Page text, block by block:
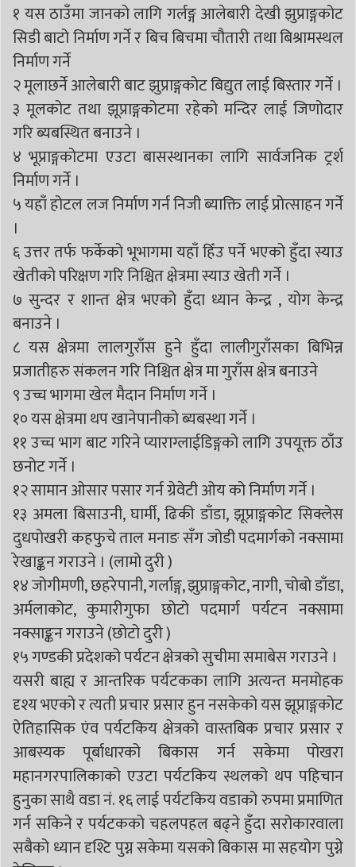
१ यस ठाउँमा जानको लागि गर्लङ्ग आलेबारी देखी झुप्राङ्गकोट
सिडी बाटो निर्माण गर्ने र बिच बिचमा चौतारी तथा बिश्रामस्थल
निर्माण गर्ने
२ मूलाछर्ने आलेबारी बाट झुप्राङ्गकोट बिद्युत लाई बिस्तार गर्ने ।
३ मूलकोट तथा झूप्राङ्गकोटमा रहेको मन्दिर लाई जिणोदार
गरि ब्यबस्थित बनाउने ।
४ भूप्राङ्गकोटमा एउटा बासस्थानका लागि सार्वजनिक ट्रर्श
निर्माण गर्ने ।
५ यहाँ होटल लज निर्माण गर्न निजी ब्याक्ति लाई प्रोत्साहन गर्ने
।
६ उत्तर तर्फ फर्केको भूभागमा यहाँ हिँउ पर्ने भएको हुँदा स्याउ
खेतीको परिक्षण गरि निश्चित क्षेत्रमा स्याउ खेती गर्ने ।
७ सुन्दर र शान्त क्षेत्र भएको हुँदा ध्यान केन्द्र , योग केन्द्र
बनाउने ।
८ यस क्षेत्रमा लालगुराँस हुने हुँदा लालीगुराँसका बिभिन्न
प्रजातीहरु संकलन गरि निश्चित क्षेत्र मा गुराँस क्षेत्र बनाउने
९ उच्च भागमा खेल मैदान निर्माण गर्ने ।
१० यस क्षेत्रमा थप खानेपानीको ब्यबस्था गर्ने ।
११ उच्च भाग बाट गरिने प्याराग्लाईडिङ्गको लागि उपयूक्त ठाँउ
छनोट गर्ने ।
१२ सामान ओसार पसार गर्न ग्रेवेटी ओय को निर्माण गर्ने ।
१३ अमला बिसाउनी, घार्मी, ढिकी डाँडा, झूप्राङ्गकोट सिक्लेस
दुधपोखरी कहफुचे ताल मनाङ सँग जोडी पदमार्गको नक्सामा
रेखाङ्कन गराउने । (लामो दुरी )
१४ जोगीमणी, छहरेपानी, गर्लाङ्ग, झुप्राङ्गकोट, नागी, चोबो डाँडा,
अर्मलाकोट, कुमारीगुफा छोटो पदमार्ग पर्यटन नक्सामा
नक्साङ्कन गराउने (छोटो दुरी )
१५ गण्डकी प्रदेशको पर्यटन क्षेत्रको सुचीमा समाबेस गराउने ।
यसरी बाह्य र आन्तरिक पर्यटकका लागि अत्यन्त मनमोहक
दृश्य भएको र त्यती प्रचार प्रसार हुन नसकेको यस झूप्राङ्गकोट
ऐतिहासिक एंव पर्यटकिय क्षेत्रको वास्तबिक प्रचार प्रसार र
आबस्यक पूर्बाधारको बिकास गर्न सकेमा पोखरा
महानगरपालिकाको एउटा पर्यटकिय स्थलको थप पहिचान
हुनुका साथै वडा नं. १६ लाई पर्यटकिय वडाको रुपमा प्रमाणित
गर्न सकिने र पर्यटकको चहलपहल बढ्ने हुँदा सरोकारवाला
सबैको ध्यान दृश्टि पुग्न सकेमा यसको बिकास मा सहयोग पुग्ने